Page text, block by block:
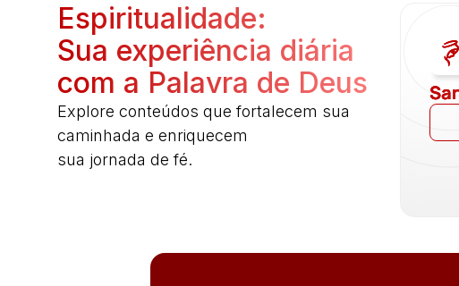
Espiritualidade:
Sua experiência diária
com a Palavra de Deus
Explore conteúdos que fortalecem sua
caminhada e enriquecem
sua jornada de fé.